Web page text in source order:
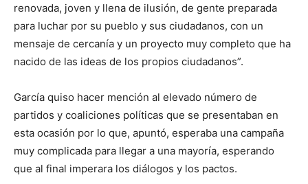
renovada, joven y llena de ilusión, de gente preparada
para luchar por su pueblo y sus ciudadanos, con un
mensaje de cercanía y un proyecto muy completo que ha
nacido de las ideas de los propios ciudadanos”.
García quiso hacer mención al elevado número de
partidos y coaliciones políticas que se presentaban en
esta ocasión por lo que, apuntó, esperaba una campaña
muy complicada para llegar a una mayoría, esperando
que al final imperara los diálogos y los pactos.